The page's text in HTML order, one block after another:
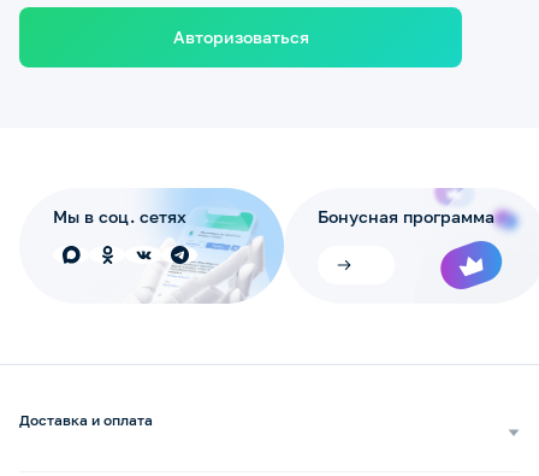
Авторизоваться
Мы в соц. сетях Бонусная программа
Доставка и оплата